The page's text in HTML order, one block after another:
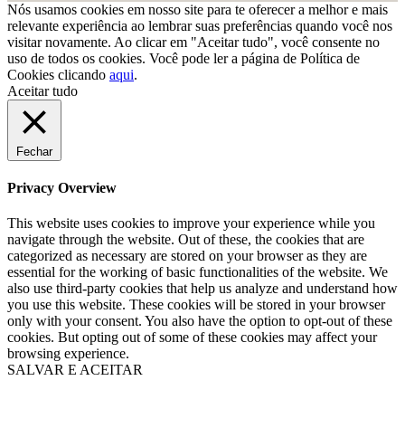
Nós usamos cookies em nosso site para te oferecer a melhor e mais
relevante experiência ao lembrar suas preferências quando você nos
visitar novamente. Ao clicar em "Aceitar tudo", você consente no
uso de todos os cookies. Você pode ler a página de Política de
Cookies clicando aqui.
Aceitar tudo
Fechar
Privacy Overview
This website uses cookies to improve your experience while you
navigate through the website. Out of these, the cookies that are
categorized as necessary are stored on your browser as they are
essential for the working of basic functionalities of the website. We
also use third-party cookies that help us analyze and understand how
you use this website. These cookies will be stored in your browser
only with your consent. You also have the option to opt-out of these
cookies. But opting out of some of these cookies may affect your
browsing experience.
SALVAR E ACEITAR